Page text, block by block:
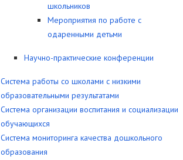
школьников
Мероприятия по работе с
одаренными детьми
Научно-практические конференции
Система работы со школами с низкими
образовательными результатами
Система организации воспитания и социализации
обучающихся
Система мониторинга качества дошкольного
образования